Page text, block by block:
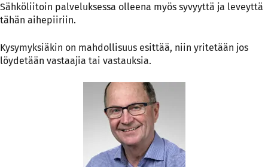
Sähköliitoin palveluksessa olleena myös syvyyttä ja leveyttä
tähän aihepiiriin.
Kysymyksiäkin on mahdollisuus esittää, niin yritetään jos
löydetään vastaajia tai vastauksia.